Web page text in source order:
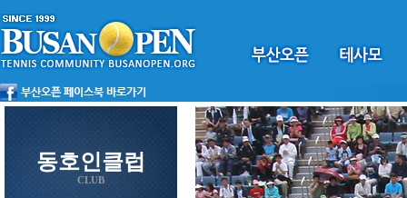
동호인클럽
CLUB